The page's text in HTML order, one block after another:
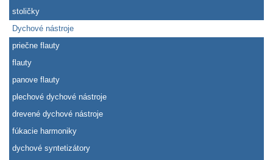
stoličky
Dychové nástroje
priečne flauty
flauty
panove flauty
plechové dychové nástroje
drevené dychové nástroje
fúkacie harmoniky
dychové syntetizátory